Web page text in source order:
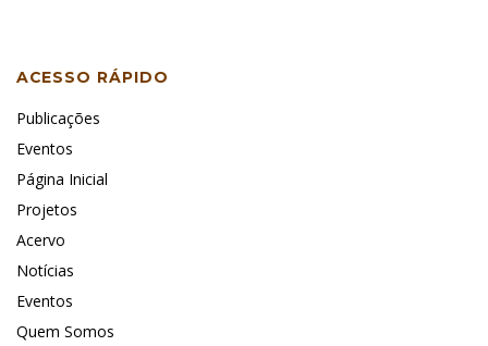
ACESSO RÁPIDO
Publicações
Eventos
Página Inicial
Projetos
Acervo
Notícias
Eventos
Quem Somos